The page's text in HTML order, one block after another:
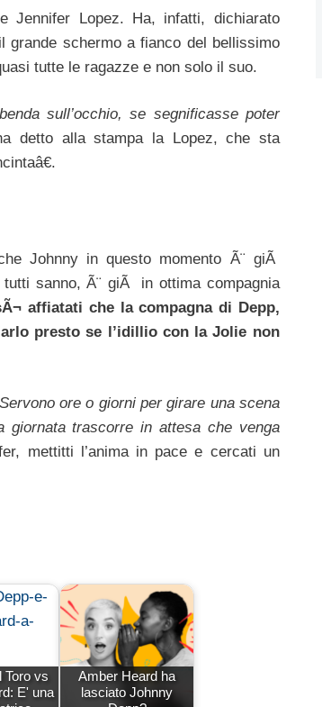
Jennifer Lopez. Ha, infatti, dichiarato
grande schermo a fianco del bellissimo
tutte le ragazze e non solo il suo.
sull’occhio, se segnificasse poter
detto alla stampa la Lopez, che sta
Johnny in questo momento Ã¨ giÃ
tutti sanno, Ã¨ giÃ in ottima compagnia
affiatati che la compagna di Depp,
presto se l’idillio con la Jolie non
ore o giorni per girare una scena
trascorre in attesa che venga
mettitti l’anima in pace e cercati un
Toro vs
E' una
Amber Heard ha
lasciato Johnny